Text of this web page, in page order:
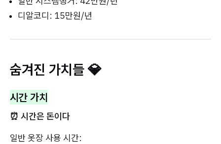
디알코디: 15만원/년
숨겨진 가치들 💎
시간 가치
⏰ 시간은 돈이다
일반 옷장 사용 시간: